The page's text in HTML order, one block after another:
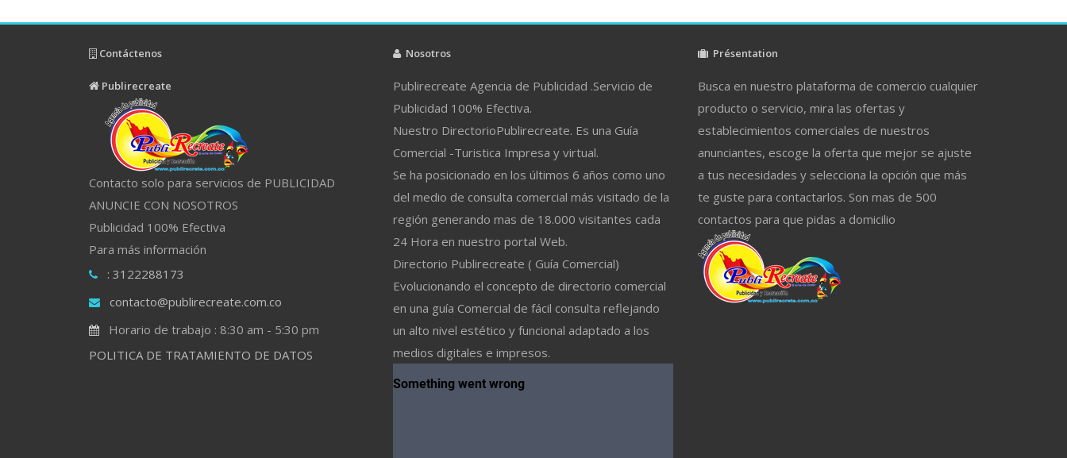
Contáctenos
Publirecreate
Contacto solo para servicios de PUBLICIDAD
ANUNCIE CON NOSOTROS
Publicidad 100% Efectiva
Para más información
: 3122288173
contacto@publirecreate.com.co
Horario de trabajo : 8:30 am - 5:30 pm
POLITICA DE TRATAMIENTO DE DATOS
Nosotros
Publirecreate Agencia de Publicidad .Servicio de
Publicidad 100% Efectiva.
Nuestro DirectorioPublirecreate. Es una Guía
Comercial -Turistica Impresa y virtual.
Se ha posicionado en los últimos 6 años como uno
del medio de consulta comercial más visitado de la
región generando mas de 18.000 visitantes cada
24 Hora en nuestro portal Web.
Directorio Publirecreate ( Guía Comercial)
Evolucionando el concepto de directorio comercial
en una guía Comercial de fácil consulta reflejando
un alto nivel estético y funcional adaptado a los
medios digitales e impresos.
Présentation
Busca en nuestro plataforma de comercio cualquier
producto o servicio, mira las ofertas y
establecimientos comerciales de nuestros
anunciantes, escoge la oferta que mejor se ajuste
a tus necesidades y selecciona la opción que más
te guste para contactarlos. Son mas de 500
contactos para que pidas a domicilio